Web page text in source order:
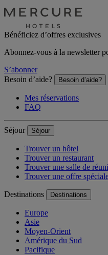
Bénéficiez d’offres exclusives
Abonnez-vous à la newsletter
S’abonner
Besoin d’aide?
Besoin d’aide?
Mes réservations
FAQ
Séjour Séjour
Trouver un hôtel
Trouver un restaurant
Trouver une salle de
Trouver une offre
Destinations Destinations
Europe
Asie
Moyen-Orient
Amérique du Sud
Pacifique